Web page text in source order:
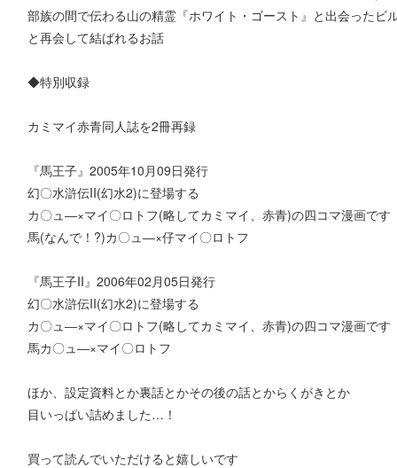
部族の間で伝わる山の精霊『ホワイト・ゴースト』と出会ったビ
と再会して結ばれるお話
◆特別収録
カミマイ赤青同人誌を2冊再録
『馬王子』2005年10月09日発行
幻〇水滸伝II(幻水2)に登場する
カ〇ュ―×マイ〇ロトフ(略してカミマイ、赤青)の四コマ漫画です
馬(なんで！?)カ〇ュ―×仔マイ〇ロトフ
『馬王子II』2006年02月05日発行
幻〇水滸伝II(幻水2)に登場する
カ〇ュ―×マイ〇ロトフ(略してカミマイ、赤青)の四コマ漫画です
馬カ〇ュ―×マイ〇ロトフ
ほか、設定資料とか裏話とかその後の話とからくがきとか
目いっぱい詰めました…！
買って読んでいただけると嬉しいです